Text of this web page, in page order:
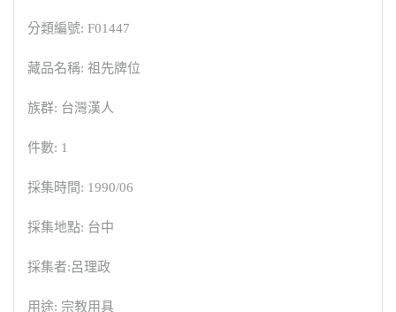
分類編號: F01447
藏品名稱: 祖先牌位
族群: 台灣漢人
件數: 1
採集時間: 1990/06
採集地點: 台中
採集者:呂理政
用途: 宗教用具